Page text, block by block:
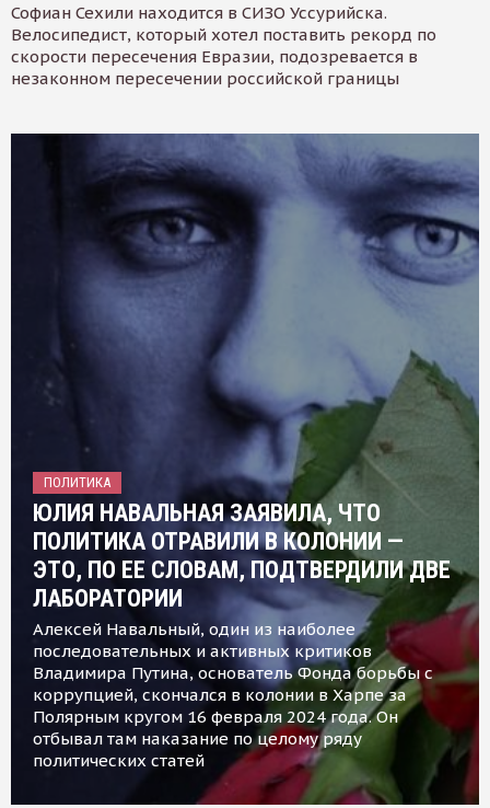
Софиан Сехили находится в СИЗО Уссурийска.
Велосипедист, который хотел поставить рекорд по
скорости пересечения Евразии, подозревается в
незаконном пересечении российской границы
ПОЛИТИКА
ЮЛИЯ НАВАЛЬНАЯ ЗАЯВИЛА, ЧТО
ПОЛИТИКА ОТРАВИЛИ В КОЛОНИИ —
ЭТО, ПО ЕЕ СЛОВАМ, ПОДТВЕРДИЛИ ДВЕ
ЛАБОРАТОРИИ
Алексей Навальный, один из наиболее
последовательных и активных критиков
Владимира Путина, основатель Фонда борьбы с
коррупцией, скончался в колонии в Харпе за
Полярным кругом 16 февраля 2024 года. Он
отбывал там наказание по целому ряду
политических статей